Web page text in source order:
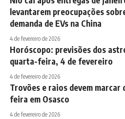
levantarem preocupações
demanda de EVs na China
4 de fevereiro de 2026
Horóscopo: previsões dos
quarta-feira, 4 de fevereiro
4 de fevereiro de 2026
Trovões e raios devem marcar
feira em Osasco
4 de fevereiro de 2026